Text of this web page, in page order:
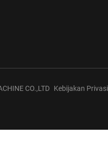
CO.,LTD Kebijakan Privasi